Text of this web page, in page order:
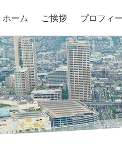
ホーム ご挨拶 プロフィ